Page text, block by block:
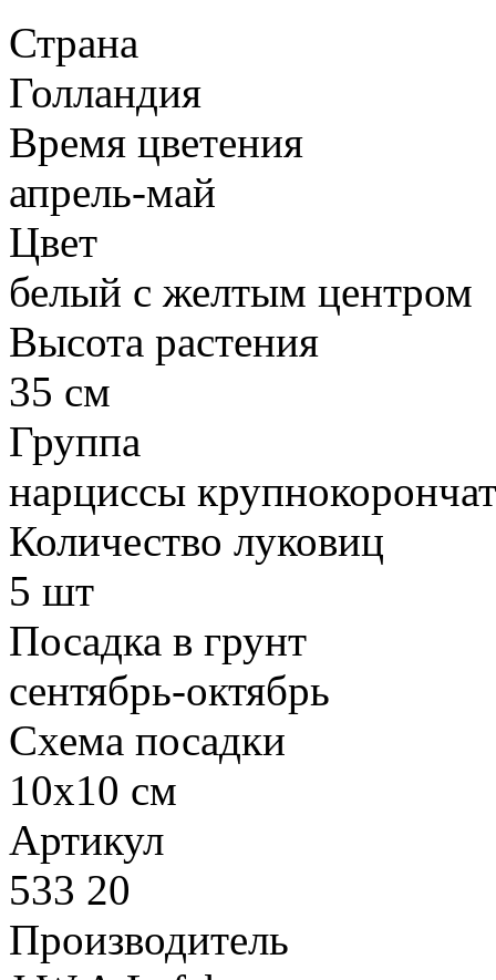
Страна
Голландия
Время цветения
апрель-май
Цвет
белый с желтым центром
Высота растения
35 см
Группа
нарциссы
Количество луковиц
5 шт
Посадка в грунт
сентябрь-октябрь
Схема посадки
10х10 см
Артикул
533 20
Производитель